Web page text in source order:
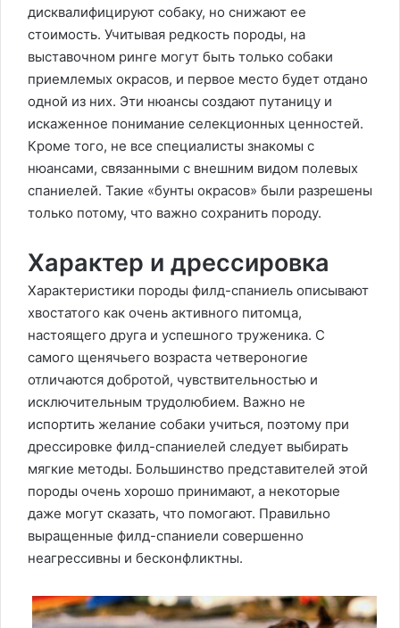
дисквалифицируют собаку, но снижают ее
стоимость. Учитывая редкость породы, на
выставочном ринге могут быть только собаки
приемлемых окрасов, и первое место будет отдано
одной из них. Эти нюансы создают путаницу и
искаженное понимание селекционных ценностей.
Кроме того, не все специалисты знакомы с
нюансами, связанными с внешним видом полевых
спаниелей. Такие «бунты окрасов» были разрешены
только потому, что важно сохранить породу.
Характер и дрессировка
Характеристики породы филд-спаниель описывают
хвостатого как очень активного питомца,
настоящего друга и успешного труженика. С
самого щенячьего возраста четвероногие
отличаются добротой, чувствительностью и
исключительным трудолюбием. Важно не
испортить желание собаки учиться, поэтому при
дрессировке филд-спаниелей следует выбирать
мягкие методы. Большинство представителей этой
породы очень хорошо принимают, а некоторые
даже могут сказать, что помогают. Правильно
выращенные филд-спаниели совершенно
неагрессивны и бесконфликтны.